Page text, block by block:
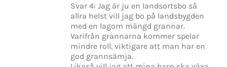
Svar 4: Jag är ju en landsortsbo så
allra helst vill jag bo på landsbygden
med en lagom mängd grannar.
Varifrån grannarna kommer spelar
mindre roll, viktigare att man har en
god grannsämja.